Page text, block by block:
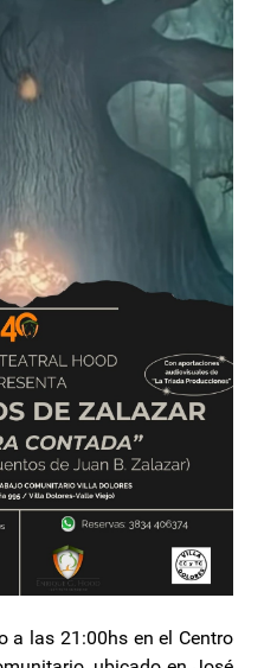
a las 21:00hs en el Centro